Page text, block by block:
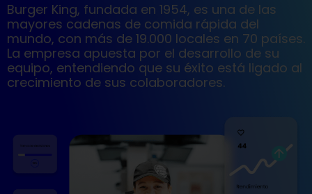
Burger King, fundada en 1954, es una de las
mayores cadenas de comida rápida del
mundo, con más de 19.000 locales en 70 países.
La empresa apuesta por el desarrollo de su
equipo, entendiendo que su éxito está ligado al
crecimiento de sus colaboradores.